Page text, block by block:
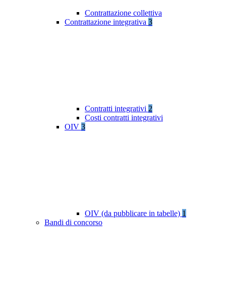
Contrattazione collettiva
Contrattazione integrativa 3
Contratti integrativi 2
Costi contratti integrativi
OIV 3
OIV (da pubblicare in tabelle) 1
Bandi di concorso